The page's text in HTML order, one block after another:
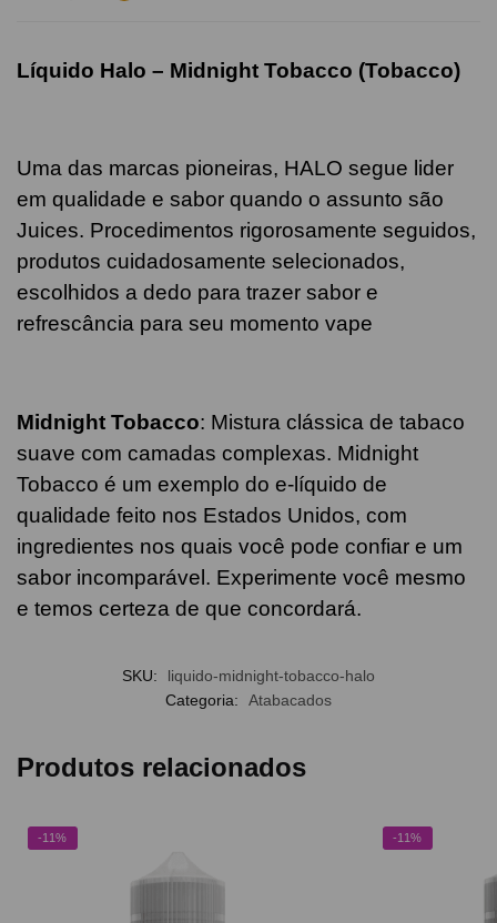
Líquido Halo – Midnight Tobacco (Tobacco)
Uma das marcas pioneiras, HALO segue lider
em qualidade e sabor quando o assunto são
Juices. Procedimentos rigorosamente seguidos,
produtos cuidadosamente selecionados,
escolhidos a dedo para trazer sabor e
refrescância para seu momento vape
Midnight Tobacco: Mistura clássica de tabaco
suave com camadas complexas. Midnight
Tobacco é um exemplo do e-líquido de
qualidade feito nos Estados Unidos, com
ingredientes nos quais você pode confiar e um
sabor incomparável. Experimente você mesmo
e temos certeza de que concordará.
SKU:
liquido-midnight-tobacco-halo
Categoria:
Atabacados
Produtos relacionados
-11% -11%